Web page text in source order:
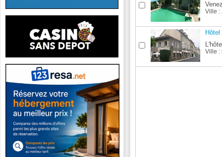
Ville :
Ville :